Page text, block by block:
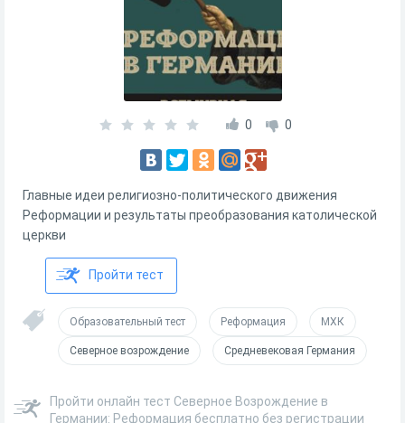
0 0
Главные идеи религиозно-политического движения
Реформации и результаты преобразования католической
церкви
Пройти тест
Образовательный тест Реформация МХК
Северное возрождение Средневековая Германия
Пройти онлайн тест Северное Возрождение в
Германии: Реформация бесплатно без регистрации